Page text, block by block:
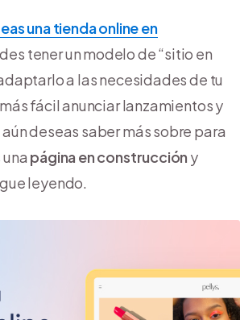
una tienda online en
tener un modelo de “sitio en
a las necesidades de tu
más fácil anunciar lanzamientos y
deseas saber más sobre para
página en construcción y
leyendo.